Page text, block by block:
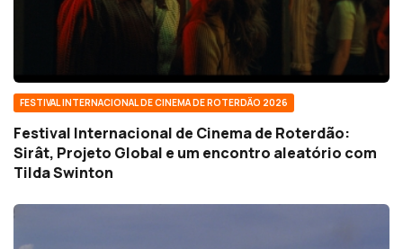
FESTIVAL INTERNACIONAL DE CINEMA DE ROTERDÃO 2026
Festival Internacional de Cinema de Roterdão:
Sirât, Projeto Global e um encontro aleatório com
Tilda Swinton